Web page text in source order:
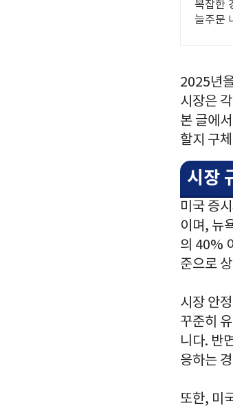
복잡한
늘주문
2025년
시장은
본 글에
할지 구
시장
미국 증
이며, 뉴
의 40%
준으로
시장 안
꾸준히
니다. 반
응하는
또한, 미